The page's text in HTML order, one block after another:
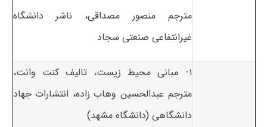
مترجم منصور مصداقی، ناشر دانشگاه
غیرانتفاعی صنعتی سجاد
۱- مبانی محیط زیست، تالیف کنت وانت،
مترجم عبدالحسین وهاب زاده، انتشارات جهاد
دانشگاهی (دانشگاه مشهد)